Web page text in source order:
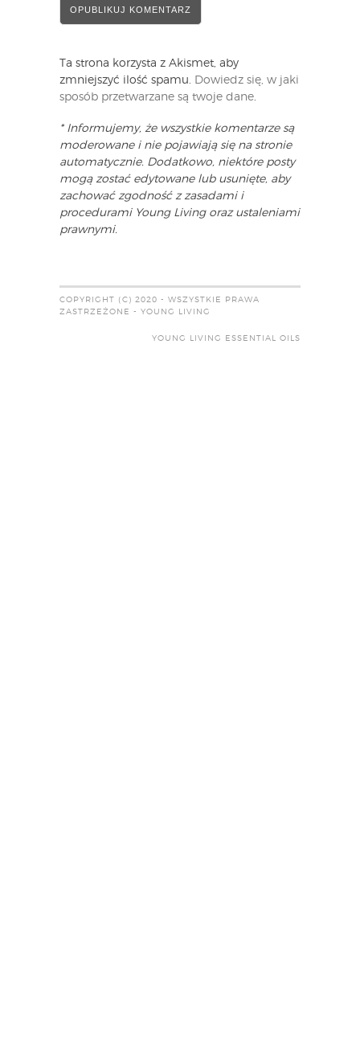
Ta strona korzysta z Akismet, aby
zmniejszyć ilość spamu. Dowiedz się, w jaki
sposób przetwarzane są twoje dane.
* Informujemy, że wszystkie komentarze są
moderowane i nie pojawiają się na stronie
automatycznie. Dodatkowo, niektóre posty
mogą zostać edytowane lub usunięte, aby
zachować zgodność z zasadami i
procedurami Young Living oraz ustaleniami
prawnymi.
COPYRIGHT (C) 2020 - WSZYSTKIE PRAWA
ZASTRZEŻONE - YOUNG LIVING
YOUNG LIVING ESSENTIAL OILS